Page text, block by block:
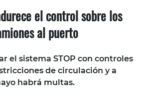
el control sobre los
al puerto
el sistema STOP con controles
de circulación y a
habrá multas.